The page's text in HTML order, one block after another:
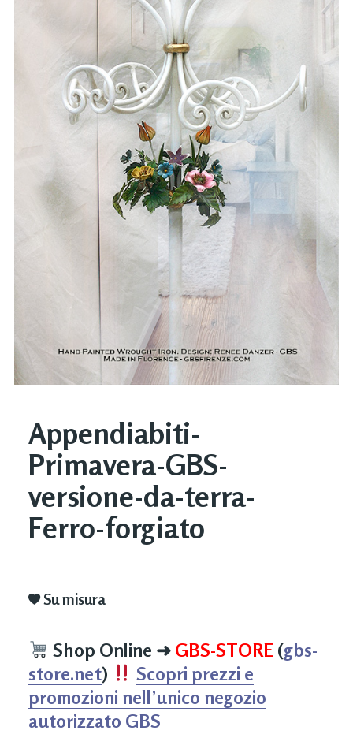
Appendiabiti-
Primavera-GBS-
versione-da-terra-
Ferro-forgiato
Su misura
Shop Online ➜ GBS-STORE (gbs-
store.net)
Scopri prezzi e
promozioni nell’unico negozio
autorizzato GBS